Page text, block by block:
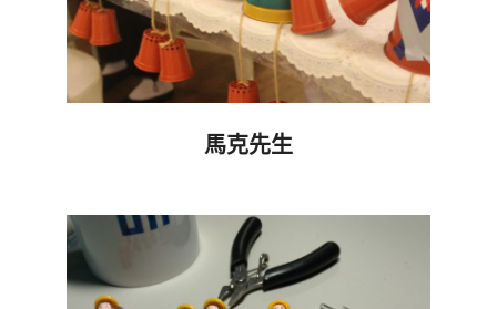
馬克先生
19